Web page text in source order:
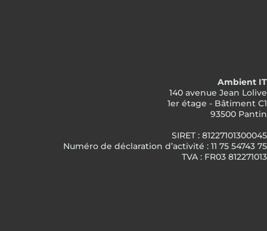
Ambient IT
140 avenue Jean Lolive
1er étage - Bâtiment C1
93500 Pantin
SIRET : 81227101300045
Numéro de déclaration d’activité : 11 75 54743 75
TVA : FR03 812271013